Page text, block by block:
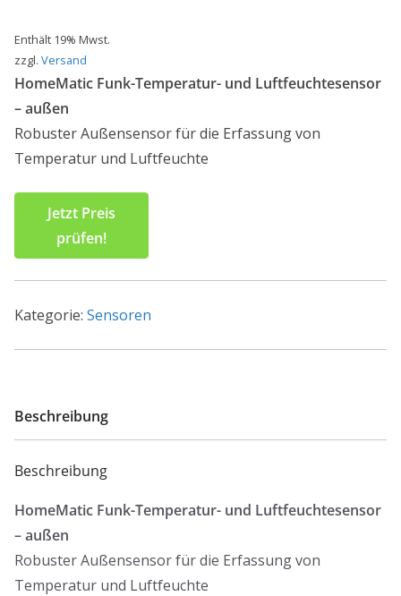
Enthält 19% Mwst.
zzgl. Versand
HomeMatic Funk-Temperatur- und Luftfeuchtesensor
– außen
Robuster Außensensor für die Erfassung von
Temperatur und Luftfeuchte
Jetzt Preis
prüfen!
Kategorie: Sensoren
Beschreibung
Beschreibung
HomeMatic Funk-Temperatur- und Luftfeuchtesensor
– außen
Robuster Außensensor für die Erfassung von
Temperatur und Luftfeuchte